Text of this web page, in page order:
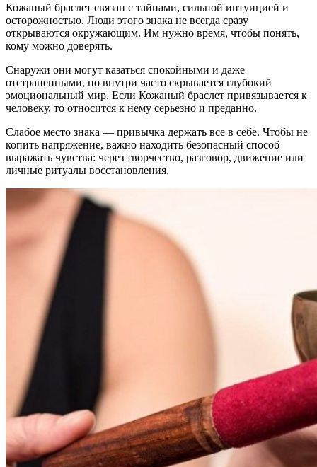
Кожаный браслет связан с тайнами, сильной интуицией и
осторожностью. Люди этого знака не всегда сразу
открываются окружающим. Им нужно время, чтобы понять,
кому можно доверять.
Снаружи они могут казаться спокойными и даже
отстраненными, но внутри часто скрывается глубокий
эмоциональный мир. Если Кожаный браслет привязывается к
человеку, то относится к нему серьезно и преданно.
Слабое место знака — привычка держать все в себе. Чтобы не
копить напряжение, важно находить безопасный способ
выражать чувства: через творчество, разговор, движение или
личные ритуалы восстановления.